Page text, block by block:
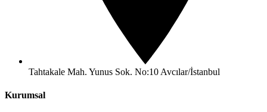
Tahtakale Mah. Yunus Sok. No:10 Avcılar/İstanbul
Kurumsal